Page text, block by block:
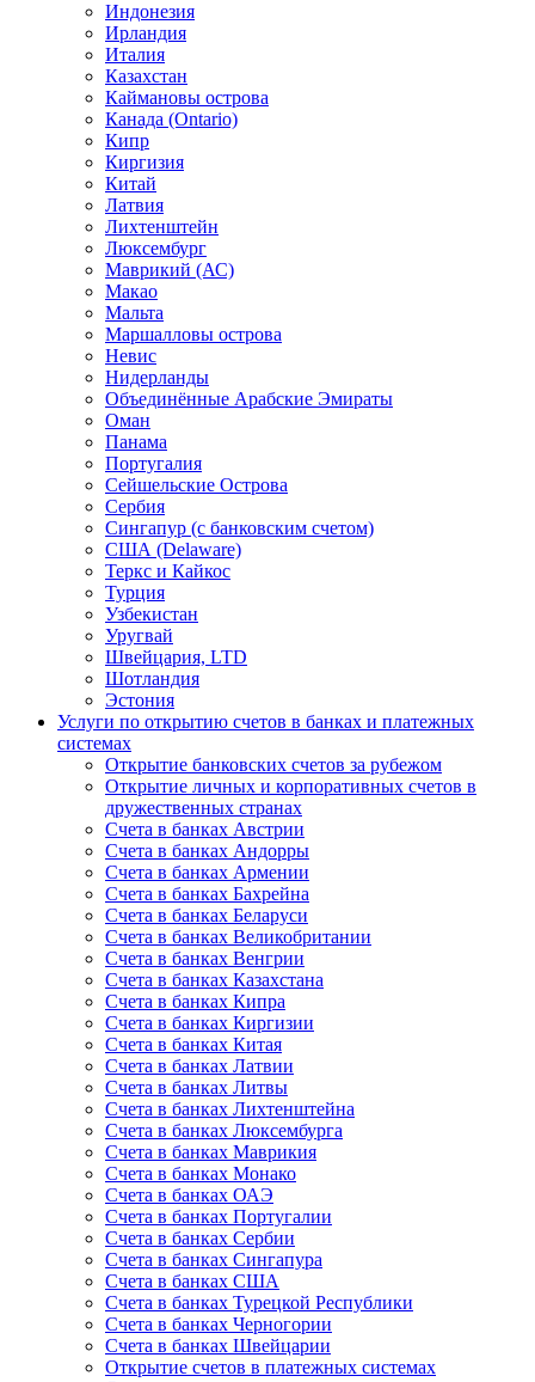
Индонезия
Ирландия
Италия
Казахстан
Каймановы острова
Канада (Ontario)
Кипр
Киргизия
Китай
Латвия
Лихтенштейн
Люксембург
Маврикий (АС)
Макао
Мальта
Маршалловы острова
Нeвис
Нидерланды
Объединённые Арабские Эмираты
Оман
Панама
Португалия
Сейшельские Острова
Сербия
Сингапур (c банковским счетом)
США (Delaware)
Теркс и Кайкос
Турция
Узбекистан
Уругвай
Швейцария, LTD
Шотландия
Эстония
Услуги по открытию счетов в банках и платежных
системах
Открытие банковских счетов за рубежом
Открытие личных и корпоративных счетов в
дружественных странах
Счета в банках Австрии
Счета в банках Андорры
Счета в банках Армении
Счета в банках Бахрейна
Счета в банках Беларуси
Счета в банках Великобритании
Счета в банках Венгрии
Счета в банках Казахстана
Счета в банках Кипра
Счета в банках Киргизии
Счета в банках Китая
Счета в банках Латвии
Счета в банках Литвы
Счета в банках Лихтенштейна
Счета в банках Люксембурга
Счета в банках Маврикия
Счета в банках Монако
Счета в банках ОАЭ
Счета в банках Португалии
Счета в банках Сербии
Счета в банках Сингапура
Счета в банках США
Счета в банках Турецкой Республики
Счета в банках Черногории
Счета в банках Швейцарии
Открытие счетов в платежных системах